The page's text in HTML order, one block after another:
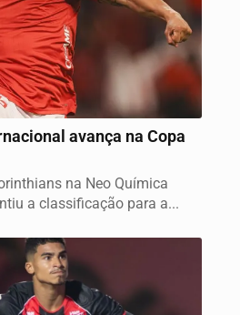
avança na Copa
na Neo Química
a classificação para a...